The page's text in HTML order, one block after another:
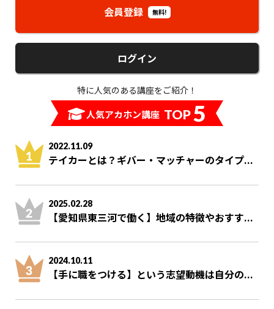
会員登録 無料!
ログイン
特に人気のある講座をご紹介！
人気アカホン講座 TOP5
2022.11.09
テイカーとは？ギバー・マッチャーのタイプ...
2025.02.28
【愛知県東三河で働く】地域の特徴やおすす...
2024.10.11
【手に職をつける】という志望動機は自分の...